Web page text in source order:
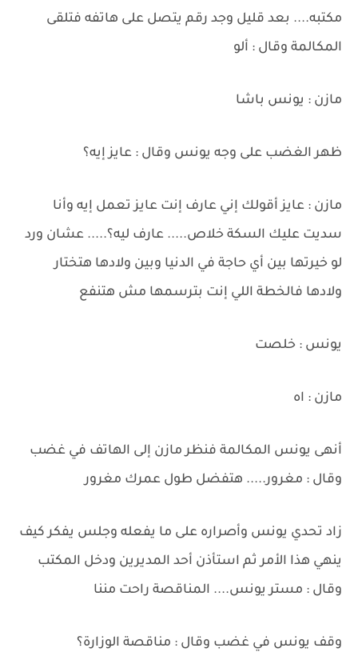
مكتبه.... بعد قليل وجد رقم يتصل على هاتفه فتلقى
المكالمة وقال : ألو
مازن : يونس باشا
ظهر الغضب على وجه يونس وقال : عايز إيه؟
مازن : عايز أقولك إني عارف إنت عايز تعمل إيه وأنا
سديت عليك السكة خلاص..... عارف ليه؟..... عشان ورد
لو خيرتها بين أي حاجة في الدنيا وبين ولادها هتختار
ولادها فالخطة اللي إنت بترسمها مش هتنفع
يونس : خلصت
مازن : اه
أنهى يونس المكالمة فنظر مازن إلى الهاتف في غضب
وقال : مغرور..... هتفضل طول عمرك مغرور
زاد تحدي يونس وأصراره على ما يفعله وجلس يفكر كيف
ينهي هذا الأمر ثم استأذن أحد المديرين ودخل المكتب
وقال : مستر يونس.... المناقصة راحت مننا
وقف يونس في غضب وقال : مناقصة الوزارة؟